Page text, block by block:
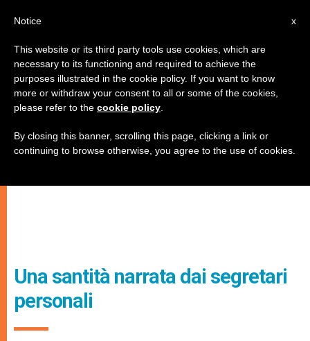
Una santità narrata dai segretari
personali
x
Notice
This website or its third party tools use cookies, which are
necessary to its functioning and required to achieve the
purposes illustrated in the cookie policy. If you want to know
more or withdraw your consent to all or some of the cookies,
please refer to the cookie policy
By closing this banner, scrolling this page, clicking a link or
continuing to browse otherwise, you agree to the use of cookies.